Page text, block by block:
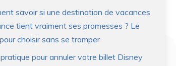
savoir si une destination de vacances
tient vraiment ses promesses ? Le
choisir sans se tromper
pour annuler votre billet Disney